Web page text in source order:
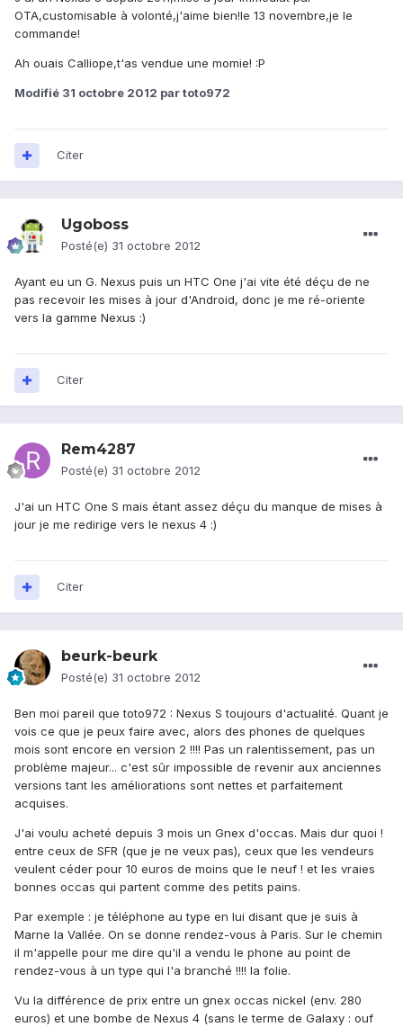
OTA,customisable à volonté,j'aime bien!le 13 novembre,je le
commande!
Ah ouais Calliope,t'as vendue une momie! :P
Modifié 31 octobre 2012 par toto972
Citer
Ugoboss
Posté(e) 31 octobre 2012
Ayant eu un G. Nexus puis un HTC One j'ai vite été déçu de ne
pas recevoir les mises à jour d'Android, donc je me ré-oriente
vers la gamme Nexus :)
Citer
Rem4287
Posté(e) 31 octobre 2012
J'ai un HTC One S mais étant assez déçu du manque de mises à
jour je me redirige vers le nexus 4 :)
Citer
beurk-beurk
Posté(e) 31 octobre 2012
Ben moi pareil que toto972 : Nexus S toujours d'actualité. Quant je
vois ce que je peux faire avec, alors des phones de quelques
mois sont encore en version 2 !!!! Pas un ralentissement, pas un
problème majeur... c'est sûr impossible de revenir aux anciennes
versions tant les améliorations sont nettes et parfaitement
acquises.
J'ai voulu acheté depuis 3 mois un Gnex d'occas. Mais dur quoi !
entre ceux de SFR (que je ne veux pas), ceux que les vendeurs
veulent céder pour 10 euros de moins que le neuf ! et les vraies
bonnes occas qui partent comme des petits pains.
Par exemple : je téléphone au type en lui disant que je suis à
Marne la Vallée. On se donne rendez-vous à Paris. Sur le chemin
il m'appelle pour me dire qu'il a vendu le phone au point de
rendez-vous à un type qui l'a branché !!!! la folie.
Vu la différence de prix entre un gnex occas nickel (env. 280
euros) et une bombe de Nexus 4 (sans le terme de Galaxy : ouf